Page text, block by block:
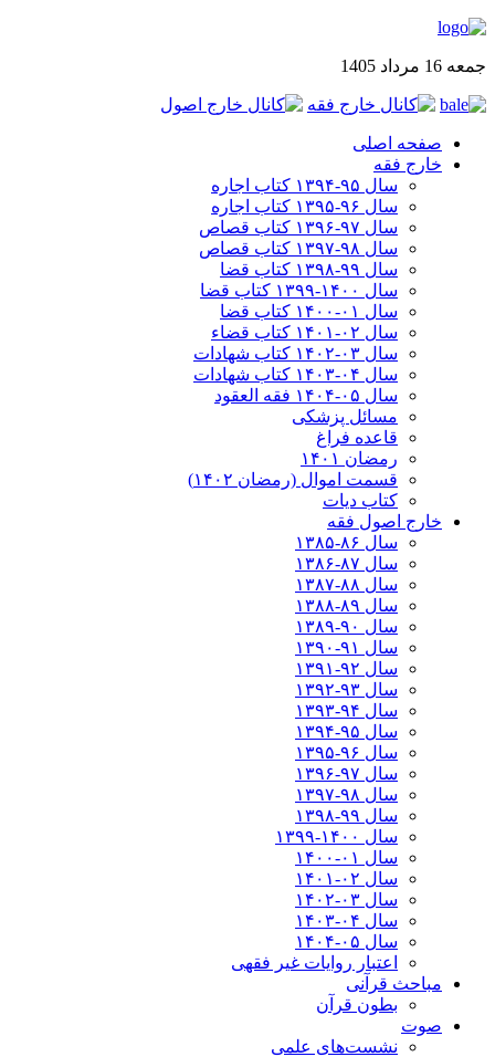
جمعه 16 مرداد 1405
صفحه اصلی
خارج فقه
سال ۹۵-۱۳۹۴ کتاب اجاره
سال ۹۶-۱۳۹۵ کتاب اجاره
سال ۹۷-۱۳۹۶ کتاب قصاص
سال ۹۸-۱۳۹۷ کتاب قصاص
سال ۹۹-۱۳۹۸‍ کتاب قضا
سال ۱۴۰۰-۱۳۹۹ کتاب قضا
سال ۰۱-۱۴۰۰ کتاب قضا
سال ۰۲-۱۴۰۱ کتاب قضاء
سال ۰۳-۱۴۰۲ کتاب شهادات
سال ۰۴-۱۴۰۳ کتاب شهادات
سال ۰۵-۱۴۰۴ فقه العقود
مسائل پزشکی
قاعده فراغ
رمضان ۱۴۰۱
قسمت اموال (رمضان ۱۴۰۲)
کتاب دیات
خارج اصول فقه
سال ۸۶-۱۳۸۵
سال ۸۷-۱۳۸۶
سال ۸۸-۱۳۸۷
سال ۸۹-۱۳۸۸
سال ۹۰-۱۳۸۹
سال ۹۱-۱۳۹۰
سال ۹۲-۱۳۹۱
سال ۹۳-۱۳۹۲
سال ۹۴-۱۳۹۳
سال ۹۵-۱۳۹۴
سال ۹۶-۱۳۹۵
سال ۹۷-۱۳۹۶
سال ۹۸-۱۳۹۷
سال ۹۹-۱۳۹۸‍
سال ۱۴۰۰-۱۳۹۹
سال ۰۱-۱۴۰۰
سال ۰۲-۱۴۰۱
سال ۰۳-۱۴۰۲
سال ۰۴-۱۴۰۳
سال ۰۵-۱۴۰۴
اعتبار روایات غیر فقهی
مباحث قرآنی
بطون قرآن
صوت
نشست‌های علمی